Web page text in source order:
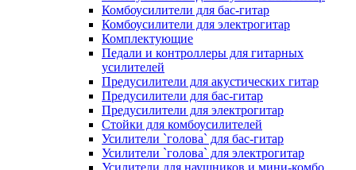
Комбоусилители для бас-гитар
Комбоусилители для электрогитар
Комплектующие
Педали и контроллеры для гитарных
усилителей
Предусилители для акустических гитар
Предусилители для бас-гитар
Предусилители для электрогитар
Стойки для комбоусилителей
Усилители `голова` для бас-гитар
Усилители `голова` для электрогитар
Усилители для наушников и мини-комбо